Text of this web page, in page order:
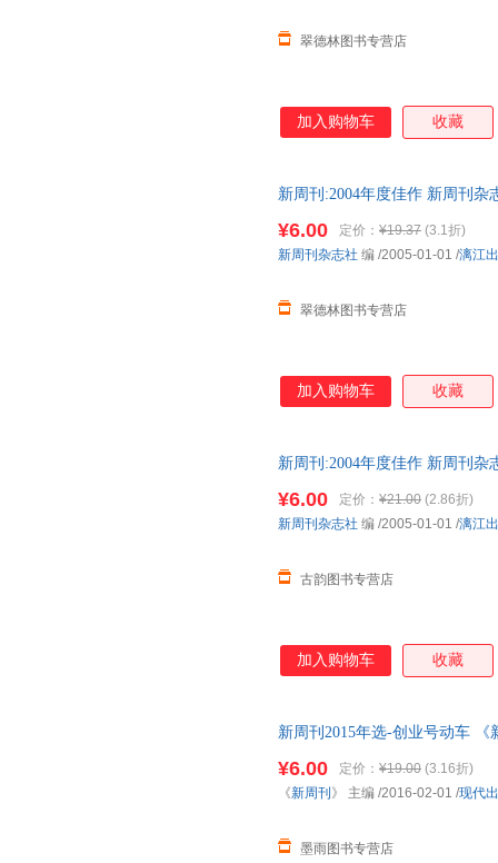
翠德林图书专营店
加入购物车 收藏
新周刊:2004年度佳作 新周刊
¥6.00 定价： ¥19.37 (3.1折)
翠德林图书专营店
新周刊杂志社 编 /2005-01-01 /漓江
加入购物车 收藏
新周刊:2004年度佳作 新周刊
¥6.00 定价： ¥21.00 (2.86折)
古韵图书专营店
新周刊杂志社 编 /2005-01-01 /漓江
加入购物车 收藏
新周刊2015年选-创业号动车
¥6.00 定价： ¥19.00 (3.16折)
墨雨图书专营店
《新周刊 》 主编 /2016-02-01 /现代